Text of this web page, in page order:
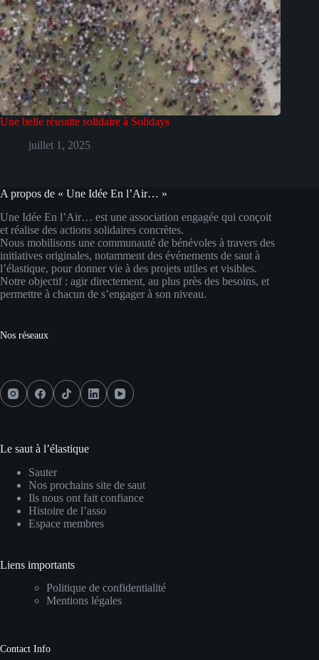
Une belle réussite solidaire à Solidays
juillet 1, 2025
A propos de « Une Idée En l’Air… »
Une Idée En l’Air… est une association engagée qui conçoit
et réalise des actions solidaires concrètes.
Nous mobilisons une communauté de bénévoles à travers des
initiatives originales, notamment des événements de saut à
l’élastique, pour donner vie à des projets utiles et visibles.
Notre objectif : agir directement, au plus près des besoins, et
permettre à chacun de s’engager à son niveau.
Nos réseaux
Le saut à l’élastique
Sauter
Nos prochains site de saut
Ils nous ont fait confiance
Histoire de l’asso
Espace membres
Liens importants
Politique de confidentialité
Mentions légales
Contact Info